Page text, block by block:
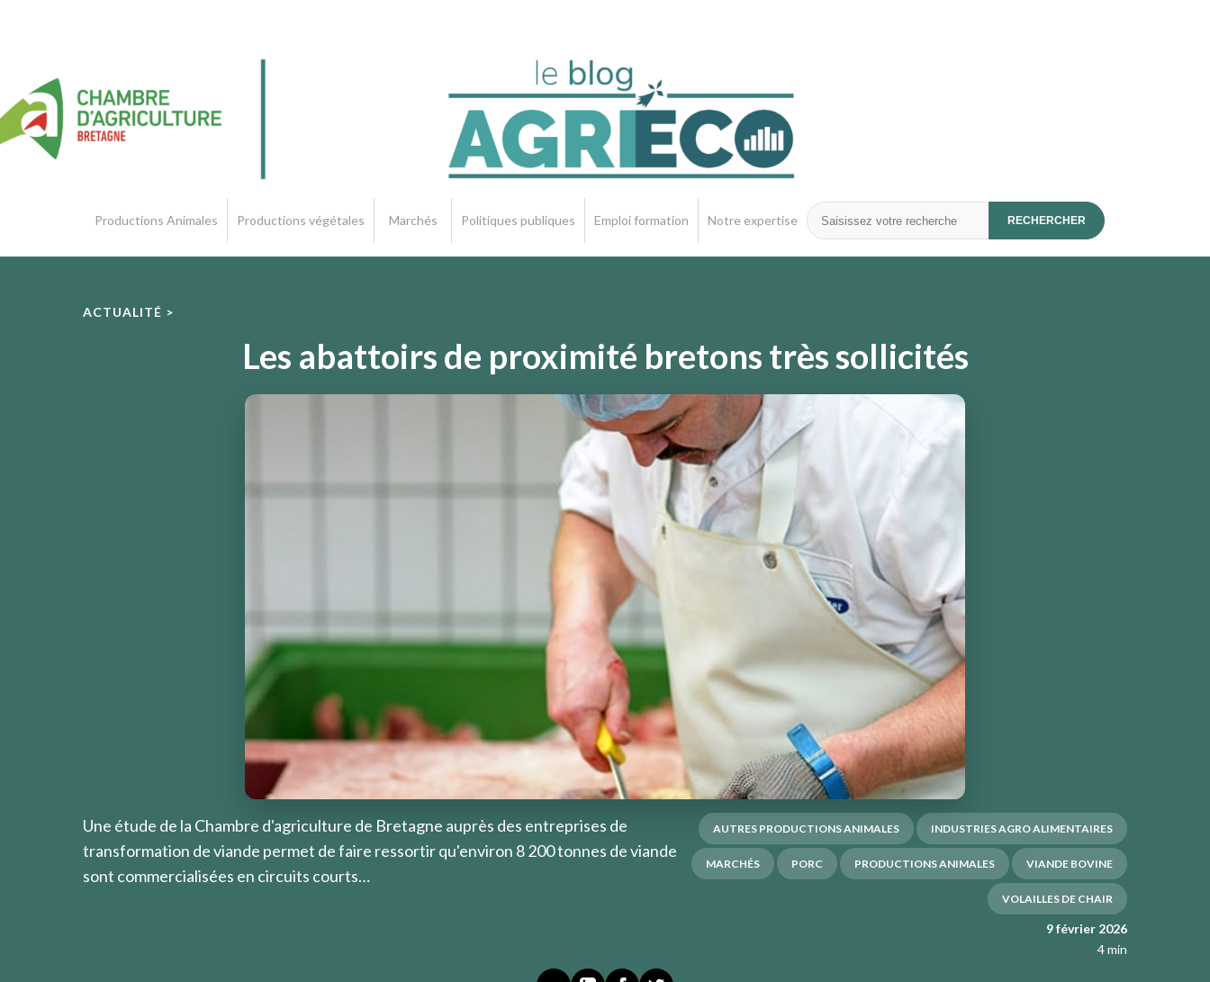
Productions Animales Productions végétales Marchés Politiques publiques Emploi formation Notre expertise
Rechercher
RECHERCHER
ACTUALITÉ >
Les abattoirs de proximité bretons très sollicités
Une étude de la Chambre d'agriculture de Bretagne auprès des entreprises de
transformation de viande permet de faire ressortir qu'environ 8 200 tonnes de viande
sont commercialisées en circuits courts…
AUTRES PRODUCTIONS ANIMALES INDUSTRIES AGRO ALIMENTAIRES
MARCHÉS PORC PRODUCTIONS ANIMALES VIANDE BOVINE
VOLAILLES DE CHAIR
9 février 2026
4 min